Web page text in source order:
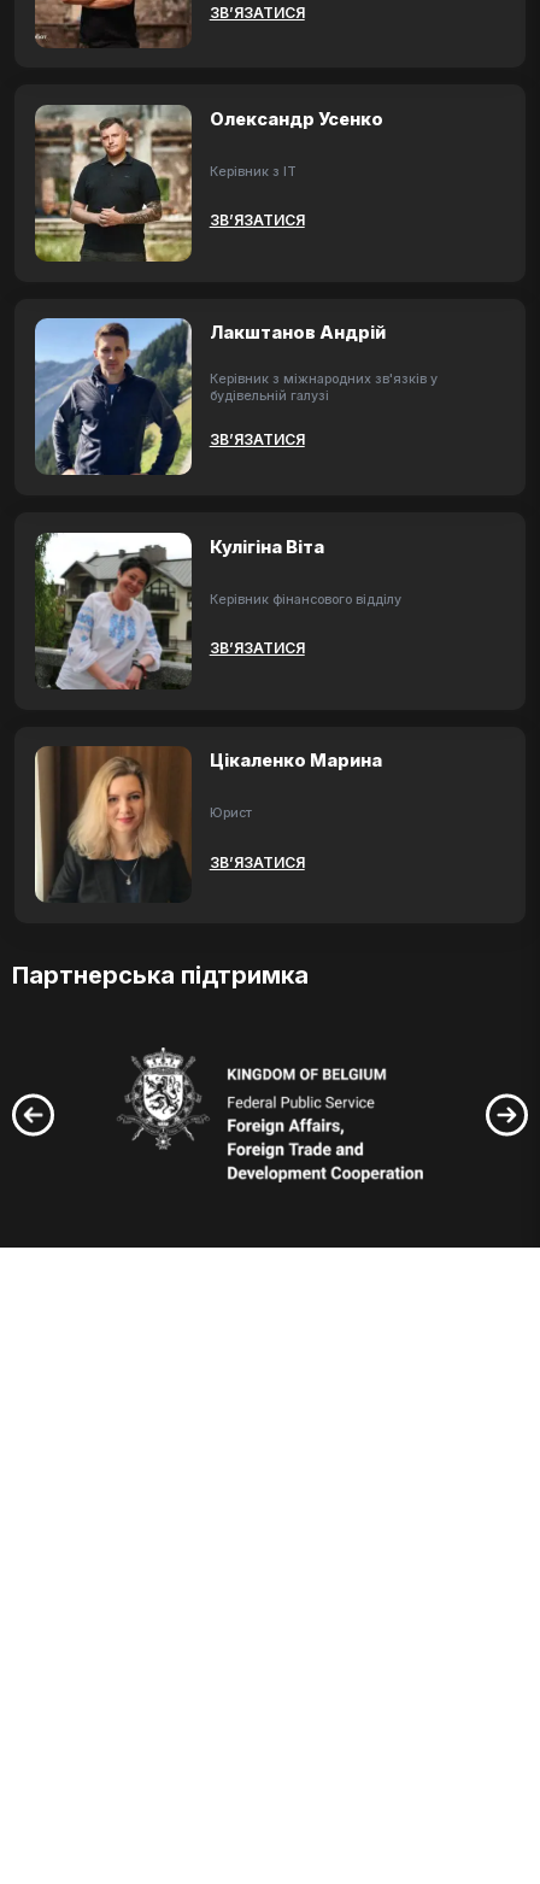
ЗВ’ЯЗАТИСЯ
Олександр Усенко
Керівник з ІТ
ЗВ’ЯЗАТИСЯ
Лакштанов Андрій
Керівник з міжнародних зв'язків у
будівельній галузі
ЗВ’ЯЗАТИСЯ
Кулігіна Віта
Керівник фінансового відділу
ЗВ’ЯЗАТИСЯ
Цікаленко Марина
Юрист
ЗВ’ЯЗАТИСЯ
Партнерська підтримка